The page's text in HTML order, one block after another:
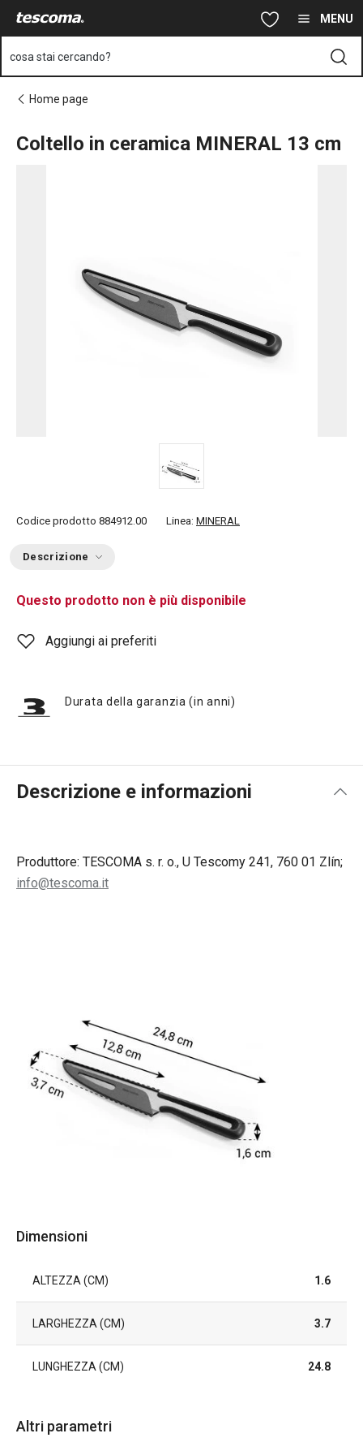
Vai al contenuto principale MENU
cosa stai cercando?
Home page
Coltello in ceramica MINERAL 13 cm
Codice prodotto 884912.00 Linea: MINERAL
Descrizione
Questo prodotto non è più disponibile
Aggiungi ai preferiti
Durata della garanzia (in anni)
Descrizione e informazioni
Produttore: TESCOMA s. r. o., U Tescomy 241, 760 01 Zlín;
info@tescoma.it
Dimensioni
ALTEZZA (CM) 1.6
LARGHEZZA (CM) 3.7
LUNGHEZZA (CM) 24.8
Altri parametri